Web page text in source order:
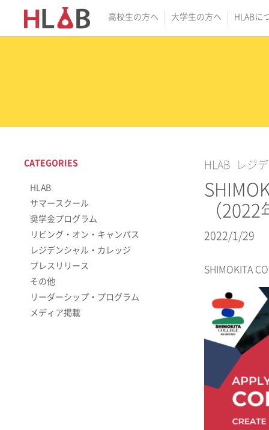
高校生の方へ 大学生の方へ HLABに
HLAB レジ
（
2022/1/29
SHIMOKITA
CATEGORIES
HLAB
サマースクール
奨学金プログラム
リビング・オン・キャンパス
レジデンシャル・カレッジ
プレスリリース
その他
リーダーシップ・プログラム
メディア掲載